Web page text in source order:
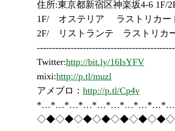
住所:東京都新宿区神楽坂4-6 1F/
1F/ オステリア ラストリカ
2F/ リストランテ ラストリカ
Twitter:http://bit.ly/16IsYFV
mixi:http://p.tl/muzl
アメブロ： http://p.tl/Cp4v